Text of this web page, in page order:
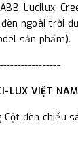
Lucilux,
ngoài trời
sản phẩm).
LUX VIỆT NAM
Cột đèn chiếu